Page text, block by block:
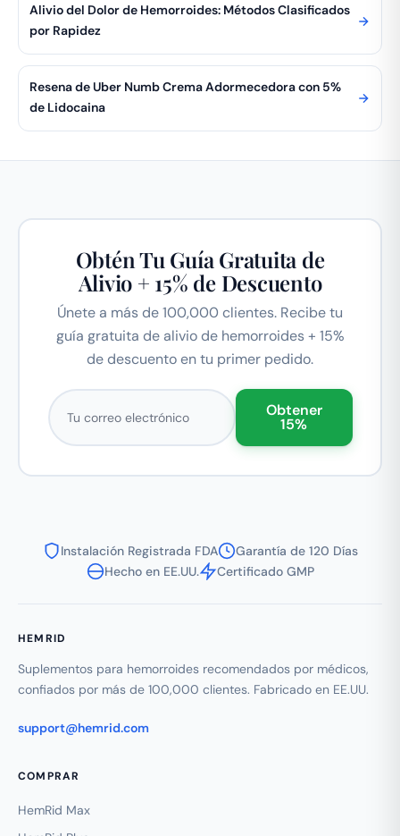
Alivio del Dolor de Hemorroides: Métodos Clasificados
por Rapidez
Resena de Uber Numb Crema Adormecedora con 5%
de Lidocaina
Obtén Tu Guía Gratuita de
Alivio + 15% de Descuento
Únete a más de 100,000 clientes. Recibe tu
guía gratuita de alivio de hemorroides + 15%
de descuento en tu primer pedido.
Correo electrónico
Obtener
15%
Instalación Registrada FDA
Garantía de 120 Días
Hecho en EE.UU.
Certificado GMP
HEMRID
Suplementos para hemorroides recomendados por médicos,
confiados por más de 100,000 clientes. Fabricado en EE.UU.
support@hemrid.com
COMPRAR
HemRid Max